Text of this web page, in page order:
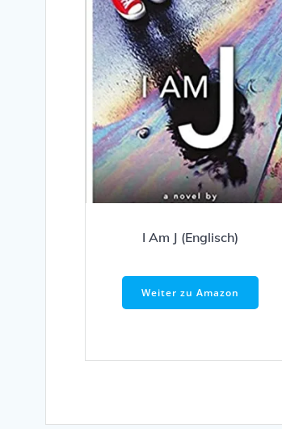
I Am J (Englisch)
Weiter zu Amazon